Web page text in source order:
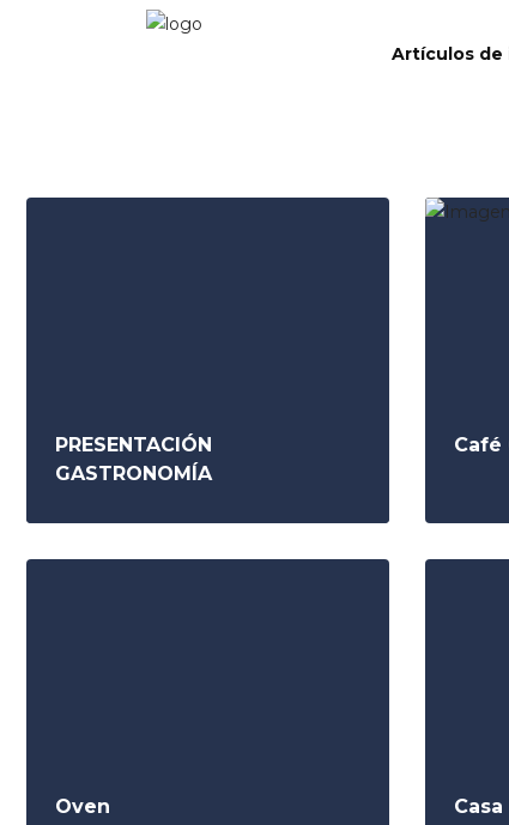
Artículos de
PRESENTACIÓN
GASTRONOMÍA
Café
Oven